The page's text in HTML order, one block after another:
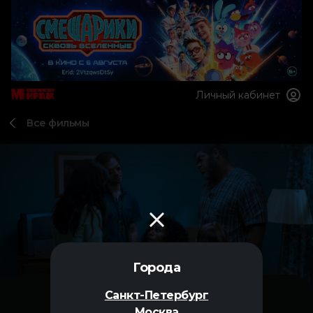
Города
Санкт-Петербург
Личный кабинет
Все фильмы